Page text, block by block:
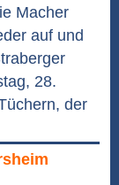
Macher
auf und
28.
der